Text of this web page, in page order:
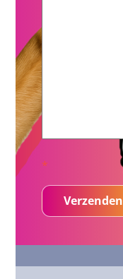
*
Verzenden